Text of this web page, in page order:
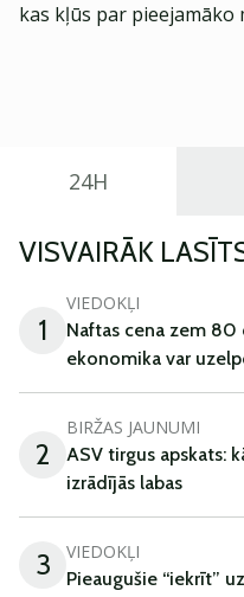
kas kļūs par pieejamāko
24H
VISVAIRĀK
1
VIEDOKĻI
Naftas cena zem 80
ekonomika var
2
BIRŽAS JAUNUMI
ASV tirgus apskats:
izrādījās labas
3 VIEDOKĻI
Pieaugušie “iekrīt”